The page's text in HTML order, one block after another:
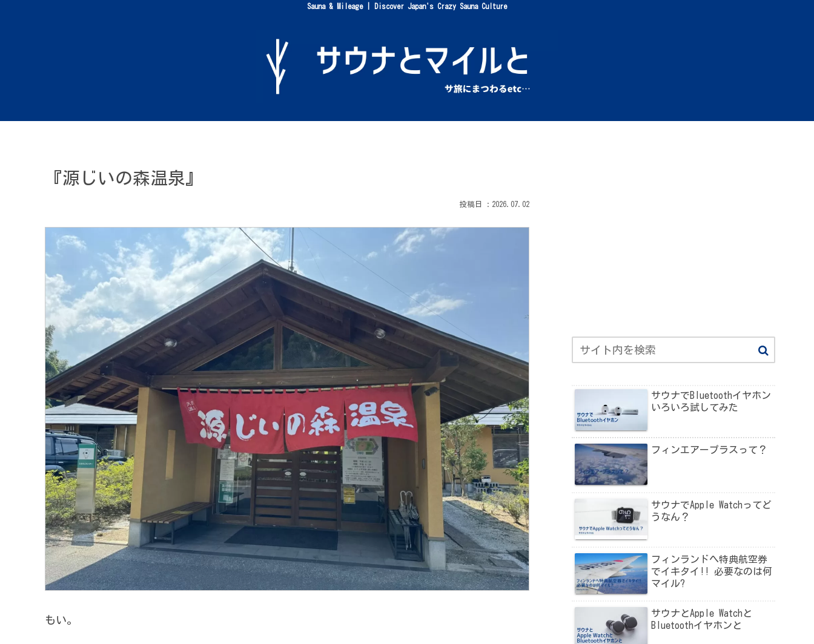
Sauna & Mileage | Discover Japan's Crazy Sauna Culture
『源じいの森温泉』
2026.07.02
もい。
サウナでBluetoothイヤホン
いろいろ試してみた
フィンエアープラスって？
サウナでApple Watchってど
うなん？
フィンランドへ特典航空券
でイキタイ!! 必要なのは何
マイル?
サウナとApple Watchと
Bluetoothイヤホンと